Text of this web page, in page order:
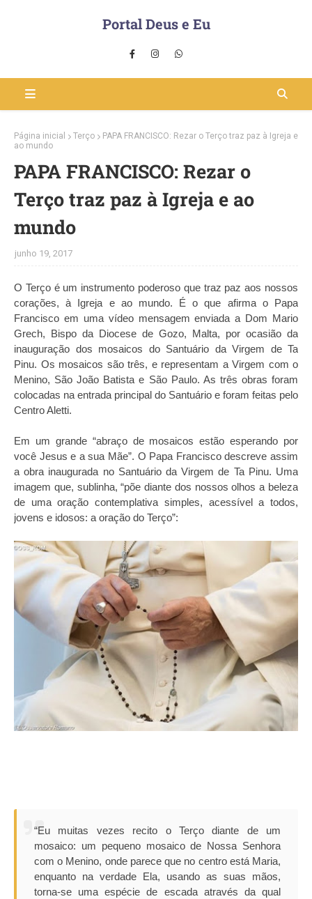
Portal Deus e Eu
Página inicial Terço
PAPA FRANCISCO: Rezar o Terço traz paz à Igreja e
ao mundo
PAPA FRANCISCO: Rezar o
Terço traz paz à Igreja e ao
mundo
junho 19, 2017
O Terço é um instrumento poderoso que traz paz aos nossos
corações, à Igreja e ao mundo. É o que afirma o Papa
Francisco em uma vídeo mensagem enviada a Dom Mario
Grech, Bispo da Diocese de Gozo, Malta, por ocasião da
inauguração dos mosaicos do Santuário da Virgem de Ta
Pinu. Os mosaicos são três, e representam a Virgem com o
Menino, São João Batista e São Paulo. As três obras foram
colocadas na entrada principal do Santuário e foram feitas pelo
Centro Aletti.
Em um grande “abraço de mosaicos estão esperando por
você Jesus e a sua Mãe”. O Papa Francisco descreve assim
a obra inaugurada no Santuário da Virgem de Ta Pinu. Uma
imagem que, sublinha, “põe diante dos nossos olhos a beleza
de uma oração contemplativa simples, acessível a todos,
jovens e idosos: a oração do Terço”:
“Eu muitas vezes recito o Terço diante de um
mosaico: um pequeno mosaico de Nossa Senhora
com o Menino, onde parece que no centro está Maria,
enquanto na verdade Ela, usando as suas mãos,
torna-se uma espécie de escada através da qual